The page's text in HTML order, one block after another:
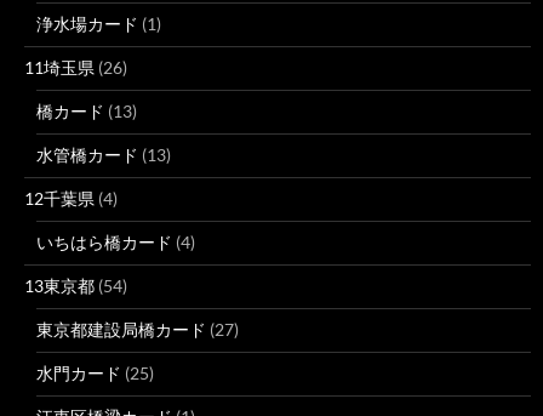
浄水場カード (1)
11埼玉県 (26)
橋カード (13)
水管橋カード (13)
12千葉県 (4)
いちはら橋カード (4)
13東京都 (54)
東京都建設局橋カード (27)
水門カード (25)